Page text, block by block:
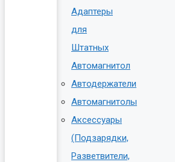
Адаптеры
для
Штатных
Автомагнитол
Автодержатели
Автомагнитолы
Аксессуары
(Подзарядки,
Разветвители,